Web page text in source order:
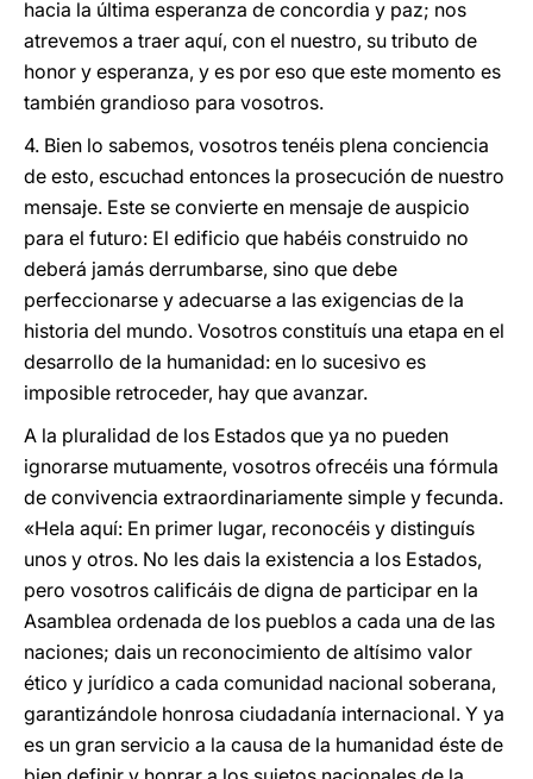
hacia la última esperanza de concordia y paz; nos
atrevemos a traer aquí, con el nuestro, su tributo de
honor y esperanza, y es por eso que este momento es
también grandioso para vosotros.
4. Bien lo sabemos, vosotros tenéis plena conciencia
de esto, escuchad entonces la prosecución de nuestro
mensaje. Este se convierte en mensaje de auspicio
para el futuro: El edificio que habéis construido no
deberá jamás derrumbarse, sino que debe
perfeccionarse y adecuarse a las exigencias de la
historia del mundo. Vosotros constituís una etapa en el
desarrollo de la humanidad: en lo sucesivo es
imposible retroceder, hay que avanzar.
A la pluralidad de los Estados que ya no pueden
ignorarse mutuamente, vosotros ofrecéis una fórmula
de convivencia extraordinariamente simple y fecunda.
«Hela aquí: En primer lugar, reconocéis y distinguís
unos y otros. No les dais la existencia a los Estados,
pero vosotros calificáis de digna de participar en la
Asamblea ordenada de los pueblos a cada una de las
naciones; dais un reconocimiento de altísimo valor
ético y jurídico a cada comunidad nacional soberana,
garantizándole honrosa ciudadanía internacional. Y ya
es un gran servicio a la causa de la humanidad éste de